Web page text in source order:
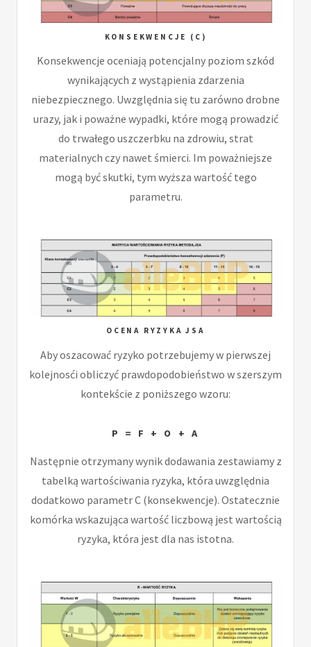
KONSEKWENCJE (C)
Konsekwencje oceniają potencjalny poziom szkód
wynikających z wystąpienia zdarzenia
niebezpiecznego. Uwzględnia się tu zarówno drobne
urazy, jak i poważne wypadki, które mogą prowadzić
do trwałego uszczerbku na zdrowiu, strat
materialnych czy nawet śmierci. Im poważniejsze
mogą być skutki, tym wyższa wartość tego
parametru.
OCENA RYZYKA JSA
Aby oszacować ryzyko potrzebujemy w pierwszej
kolejnosći obliczyć prawdopodobieństwo w szerszym
kontekście z poniższego wzoru:
P = F + O + A
Następnie otrzymany wynik dodawania zestawiamy z
tabelką wartościwania ryzyka, która uwzględnia
dodatkowo parametr C (konsekwencje). Ostatecznie
komórka wskazująca wartość liczbową jest wartością
ryzyka, która jest dla nas istotna.